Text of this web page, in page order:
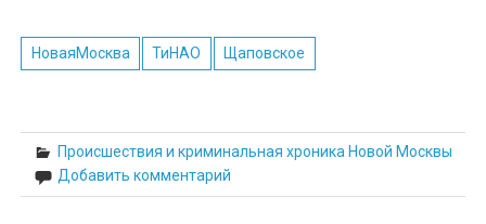
НоваяМосква ТиНАО Щаповское
Происшествия и криминальная хроника Новой Москвы
Добавить комментарий